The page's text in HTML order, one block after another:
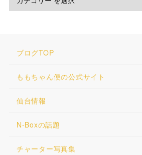
ブログTOP
ももちゃん便の公式サイト
仙台情報
N-Boxの話題
チャーター写真集